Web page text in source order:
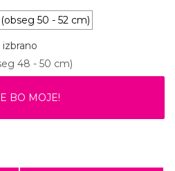
(obseg 50 - 52 cm)
izbrano
48 - 50 cm)
BO MOJE!